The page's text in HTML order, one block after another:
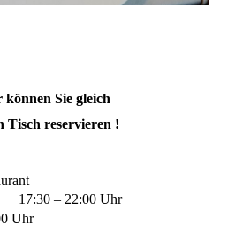
können Sie gleich
Tisch reservieren !
17:30 – 22:00 Uhr
Uhr